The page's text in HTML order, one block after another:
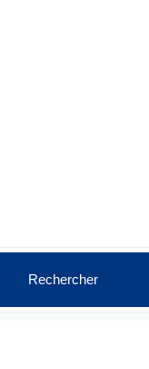
Rechercher